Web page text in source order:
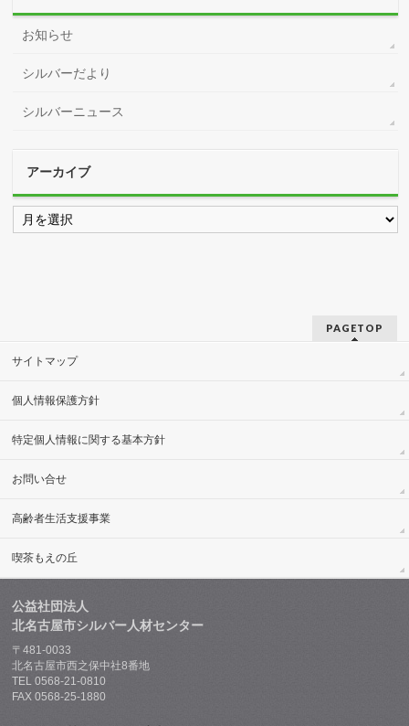
お知らせ
シルバーだより
シルバーニュース
アーカイブ
ア
ー
カ
PAGETOP
サイトマップ
個人情報保護方針
特定個人情報に関する基本方針
お問い合せ
高齢者生活支援事業
喫茶もえの丘
公益社団法人
北名古屋市シルバー人材センター
〒481-0033
北名古屋市西之保中社8番地
TEL 0568-21-0810
FAX 0568-25-1880